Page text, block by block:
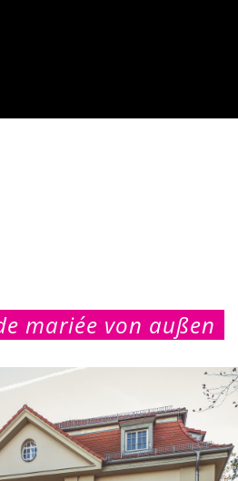
mariée von außen